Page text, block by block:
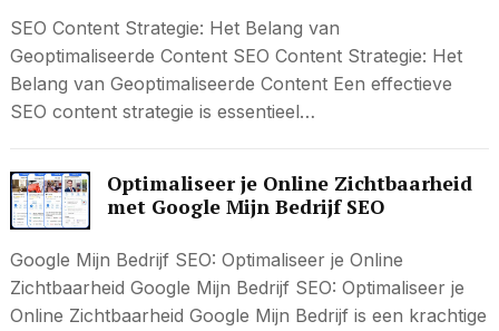
SEO Content Strategie: Het Belang van
Geoptimaliseerde Content SEO Content Strategie: Het
Belang van Geoptimaliseerde Content Een effectieve
SEO content strategie is essentieel…
Optimaliseer je Online Zichtbaarheid
met Google Mijn Bedrijf SEO
Google Mijn Bedrijf SEO: Optimaliseer je Online
Zichtbaarheid Google Mijn Bedrijf SEO: Optimaliseer je
Online Zichtbaarheid Google Mijn Bedrijf is een krachtige